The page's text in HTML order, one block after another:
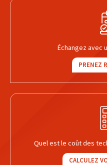
Échangez avec
PRENEZ
Quel est le coût des
CALCULEZ